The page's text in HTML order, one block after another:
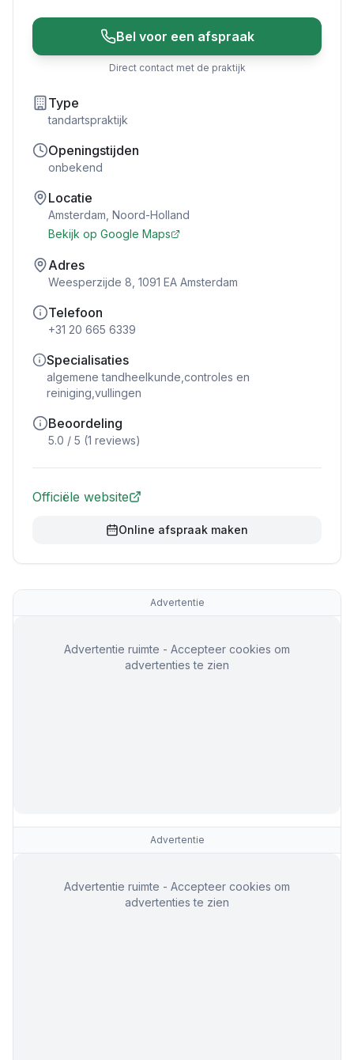
Bel voor een afspraak
Direct contact met de praktijk
Type
tandartspraktijk
Openingstijden
onbekend
Locatie
Amsterdam Noord-Holland
Bekijk op Google Maps
Adres
Weesperzijde 8, 1091 EA Amsterdam
Telefoon
+31 20 665 6339
Specialisaties
algemene tandheelkunde,controles en
reiniging,vullingen
Beoordeling
5.0 / 5 (1 reviews)
Officiële website
Online afspraak maken
Advertentie
Advertentie ruimte - Accepteer cookies om
advertenties te zien
Advertentie
Advertentie ruimte - Accepteer cookies om
advertenties te zien